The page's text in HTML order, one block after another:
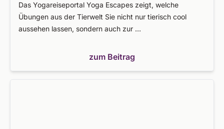
Das Yogareiseportal Yoga Escapes zeigt, welche
Übungen aus der Tierwelt Sie nicht nur tierisch cool
aussehen lassen, sondern auch zur …
zum Beitrag